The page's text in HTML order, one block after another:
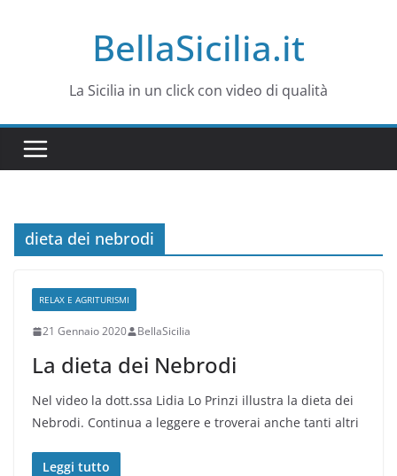
BellaSicilia.it
La Sicilia in un click con video di qualità
dieta dei nebrodi
RELAX E AGRITURISMI
21 Gennaio 2020 BellaSicilia
La dieta dei Nebrodi
Nel video la dott.ssa Lidia Lo Prinzi illustra la dieta dei
Nebrodi. Continua a leggere e troverai anche tanti altri
Leggi tutto